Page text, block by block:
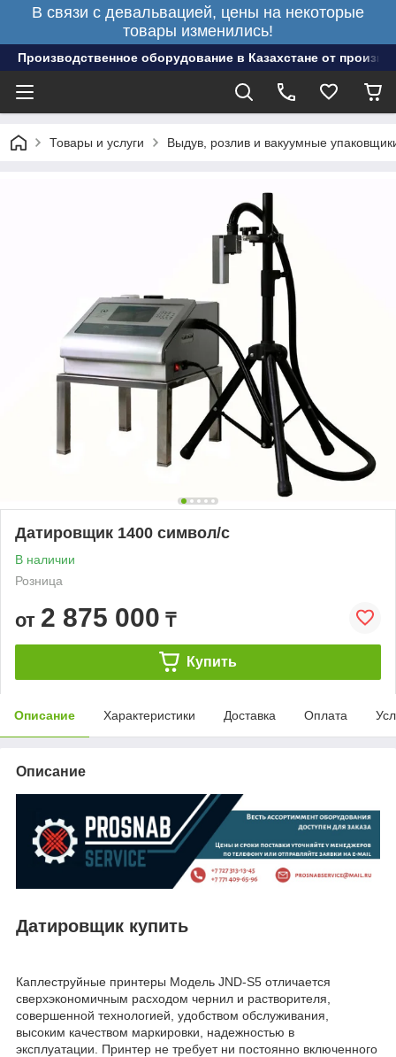
В связи с девальвацией, цены на некоторые
товары изменились!
Производственное оборудование в Казахстане от
Товары и услуги Выдув, розлив и вакуумные
Датировщик 1400 символ/с
В наличии
Розница
от 2 875 000 ₸
Купить
Описание Характеристики Доставка Оплата
Описание
Датировщик купить
Каплеструйные принтеры Модель JND-S5 отличается
сверхэкономичным расходом чернил и растворителя,
совершенной технологией, удобством обслуживания,
высоким качеством маркировки, надежностью в
эксплуатации. Принтер не требует ни постоянно включенного